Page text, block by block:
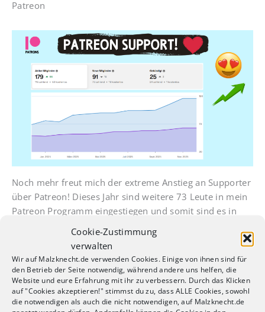
Cookie-Zustimmung
verwalten
Wir auf Malzknecht.de verwenden Cookies. Einige von ihnen sind für
den Betrieb der Seite notwendig, während andere uns helfen, die
Website und eure Erfahrung mit ihr zu verbessern. Durch das Klicken
auf "Cookies akzeptieren!" stimmst du zu, dass ALLE Cookies, sowohl
die notwendigen als auch die nicht notwendigen, auf Malzknecht.de
Patreon
Noch mehr freut mich der extreme Anstieg an Supporter
über Patreon! Dieses Jahr sind weitere 73 Leute in mein
Patreon Programm eingestiegen und somit sind es in
DANKE DANKE DANKE!! Ihr macht das hier eigentlich erst
möglich.
Braukompass